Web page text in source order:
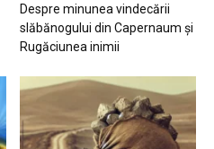
Despre minunea vindecării
slăbănogului din Capernaum și
Rugăciunea inimii